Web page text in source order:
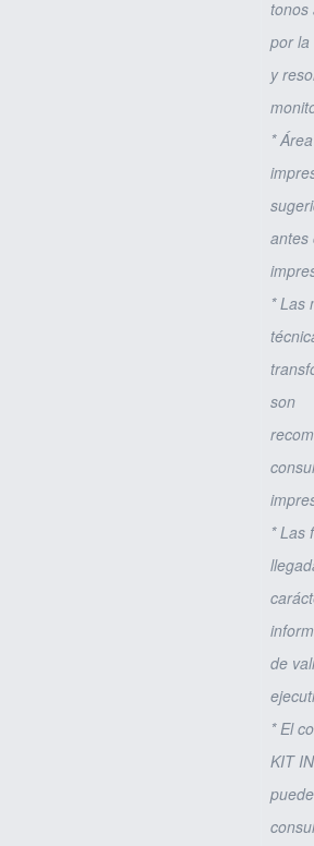
tonos
por
y
*
antes
* Las
son
* Las
de
* El
KIT